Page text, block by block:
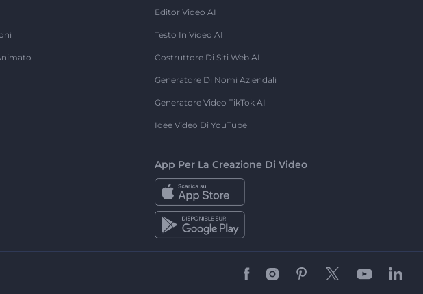
Editor Video AI
Testo In Video AI
Costruttore Di Siti Web AI
Generatore Di Nomi Aziendali
Generatore Video TikTok AI
Idee Video Di YouTube
App Per La Creazione Di Video